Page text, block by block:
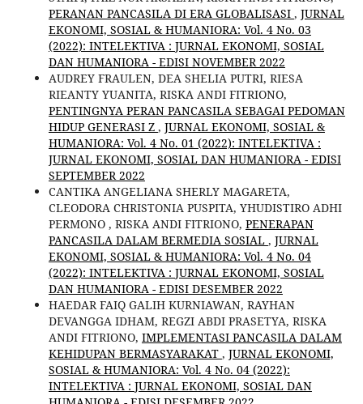
PERANAN PANCASILA DI ERA GLOBALISASI , JURNAL
EKONOMI, SOSIAL & HUMANIORA: Vol. 4 No. 03
(2022): INTELEKTIVA : JURNAL EKONOMI, SOSIAL
DAN HUMANIORA - EDISI NOVEMBER 2022
AUDREY FRAULEN, DEA SHELIA PUTRI, RIESA
RIEANTY YUANITA, RISKA ANDI FITRIONO,
PENTINGNYA PERAN PANCASILA SEBAGAI PEDOMAN
HIDUP GENERASI Z , JURNAL EKONOMI, SOSIAL &
HUMANIORA: Vol. 4 No. 01 (2022): INTELEKTIVA :
JURNAL EKONOMI, SOSIAL DAN HUMANIORA - EDISI
SEPTEMBER 2022
CANTIKA ANGELIANA SHERLY MAGARETA,
CLEODORA CHRISTONIA PUSPITA, YHUDISTIRO ADHI
PERMONO , RISKA ANDI FITRIONO, PENERAPAN
PANCASILA DALAM BERMEDIA SOSIAL , JURNAL
EKONOMI, SOSIAL & HUMANIORA: Vol. 4 No. 04
(2022): INTELEKTIVA : JURNAL EKONOMI, SOSIAL
DAN HUMANIORA - EDISI DESEMBER 2022
HAEDAR FAIQ GALIH KURNIAWAN, RAYHAN
DEVANGGA IDHAM, REGZI ABDI PRASETYA, RISKA
ANDI FITRIONO, IMPLEMENTASI PANCASILA DALAM
KEHIDUPAN BERMASYARAKAT , JURNAL EKONOMI,
SOSIAL & HUMANIORA: Vol. 4 No. 04 (2022):
INTELEKTIVA : JURNAL EKONOMI, SOSIAL DAN